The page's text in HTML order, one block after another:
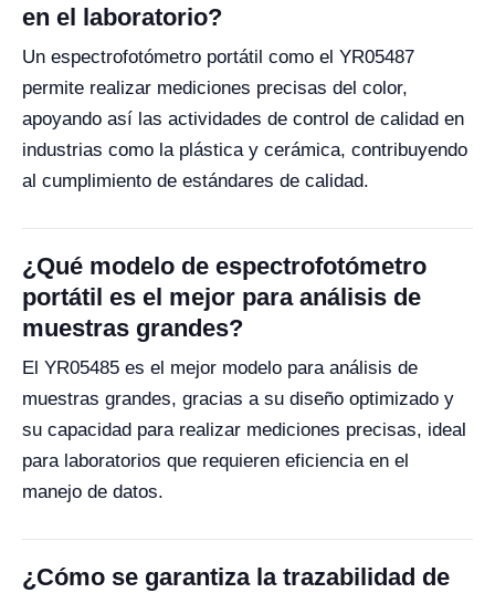
en el laboratorio?
Un espectrofotómetro portátil como el YR05487
permite realizar mediciones precisas del color,
apoyando así las actividades de control de calidad en
industrias como la plástica y cerámica, contribuyendo
al cumplimiento de estándares de calidad.
¿Qué modelo de espectrofotómetro
portátil es el mejor para análisis de
muestras grandes?
El YR05485 es el mejor modelo para análisis de
muestras grandes, gracias a su diseño optimizado y
su capacidad para realizar mediciones precisas, ideal
para laboratorios que requieren eficiencia en el
manejo de datos.
¿Cómo se garantiza la trazabilidad de